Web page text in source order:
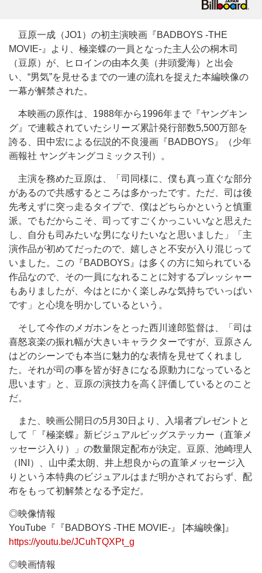
豆原一成（JO1）の初主演映画『BADBOYS -THE
MOVIE-』より、極楽蝶の一員となった主人公の桐木司
（豆原）が、ヒロインの由本久美（井頭愛海）と出会
い、“男気”を見せるまでの一連の流れを捉えた本編映像の
一幕が解禁された。
本映画の原作は、1988年から1996年まで『ヤングキン
グ』で連載されていたシリーズ累計発行部数5,500万部を
誇る、田中宏による伝説的不良漫画『BADBOYS』（少年
画報社 ヤングキングコミックス刊）。
主演を務めた豆原は、「司同様に、僕も真っ直ぐな部分
があるので共感するところは多かったです。ただ、司は後
先考えずに突っ走るタイプで、僕はどちらかというと慎重
派。でもだからこそ、司ってすごくかっこいいなと思えた
し、自分も司みたいな男になりたいなと思いました」「主
演作品が初めてだったので、嬉しさと不安が入り混じって
いました。この『BADBOYS』は多くの方に知られている
作品なので、その一員になれることに対するプレッシャー
もありましたが、今はとにかく楽しみな気持ちでいっぱい
です」と心境を明かしているという。
そして今作のメガホンをとった西川達郎監督は、「司は
喜怒哀楽の振れ幅が大きいキャラクターですが、豆原さん
はどのシーンでも本当に魅力的な表情を見せてくれまし
た。それが司の事を皆が好きになる原動力になっていると
思います」と、豆原の演技力を高く評価しているとのこと
だ。
また、映画公開日の5月30日より、入場者プレゼントと
して「『極楽蝶』新ビジュアルビッグステッカー（直筆メ
ッセージ入り）」の数量限定配布が決定。豆原、池崎理人
（INI）、山中柔太朗、井上想良からの直筆メッセージ入
りという本特典のビジュアルはまだ明かされておらず、配
布をもって初解禁となる予定だ。
◎映像情報
YouTube『『BADBOYS -THE MOVIE-』 [本編映像]』
https://youtu.be/JCuhTQXPt_g
◎映画情報